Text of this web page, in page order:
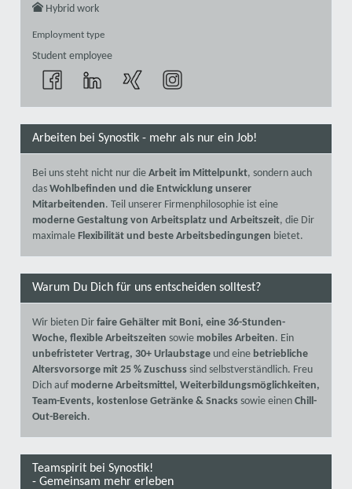
Hybrid work
Employment type
Student employee
Arbeiten bei Synostik - mehr als nur ein Job!
Bei uns steht nicht nur die Arbeit im Mittelpunkt, sondern auch
das Wohlbefinden und die Entwicklung unserer
Mitarbeitenden. Teil unserer Firmenphilosophie ist eine
moderne Gestaltung von Arbeitsplatz und Arbeitszeit, die Dir
maximale Flexibilität und beste Arbeitsbedingungen bietet.
Warum Du Dich für uns entscheiden solltest?
Wir bieten Dir faire Gehälter mit Boni, eine 36-Stunden-
Woche, flexible Arbeitszeiten sowie mobiles Arbeiten. Ein
unbefristeter Vertrag, 30+ Urlaubstage und eine betriebliche
Altersvorsorge mit 25 % Zuschuss sind selbstverständlich. Freu
Dich auf moderne Arbeitsmittel, Weiterbildungsmöglichkeiten,
Team-Events, kostenlose Getränke & Snacks sowie einen Chill-
Out-Bereich.
Teamspirit bei Synostik!
- Gemeinsam mehr erleben